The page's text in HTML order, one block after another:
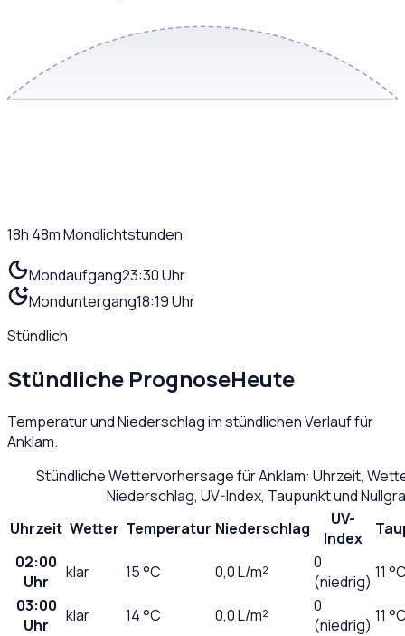
18h 48mMondlichtstunden
Mondaufgang23:30 Uhr
Monduntergang18:19 Uhr
Stündlich
Stündliche PrognoseHeute
Temperatur und Niederschlag im stündlichen Verlauf für
Anklam.
Stündliche Wettervorhersage fürAnklam: Uhrzeit,
Niederschlag, UV-Index, Taupunkt und
Uhrzeit Wetter Temperatur Niederschlag
UV-
Index
02:00
Uhr
klar 15°C 0,0L/m²
0
(niedrig) 11
03:00
Uhr
klar 14°C 0,0L/m²
0
(niedrig) 11